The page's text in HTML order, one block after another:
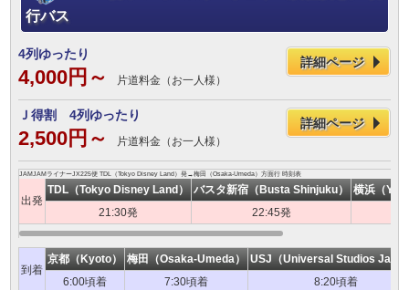
行バス
4列ゆったり
4,000円～ 片道料金（お一人様）
詳細ページ
Ｊ得割 4列ゆったり
2,500円～ 片道料金（お一人様）
詳細ページ
JAMJAMライナーJX225便 TDL（Tokyo Disney Land）発→梅田（Osaka-Umeda）方面行 時刻表
出発
TDL（Tokyo Disney Land） バスタ新宿（Busta Shinjuku）
横浜（
21:30発
22:45発
到着
京都（Kyoto） 梅田（Osaka-Umeda）
USJ（Universal Studios
6:00頃着
7:30頃着 8:20頃着